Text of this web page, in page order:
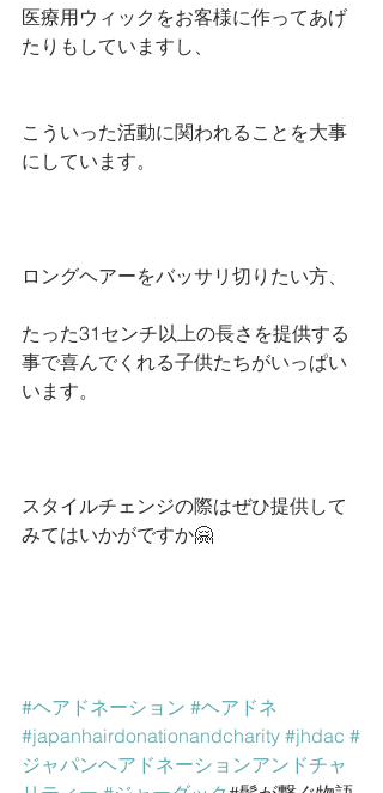
医療用ウィックをお客様に作ってあげ
たりもしていますし、﻿
こういった活動に関われることを大事
にしています。﻿
ロングヘアーをバッサリ切りたい方、﻿
たった31センチ以上の長さを提供する
事で喜んでくれる子供たちがいっぱい
います。﻿
スタイルチェンジの際はぜひ提供して
みてはいかがですか🤗﻿
#ヘアドネーション #ヘアドネ
#japanhairdonationandcharity #jhdac #
ジャパンヘアドネーションアンドチャ